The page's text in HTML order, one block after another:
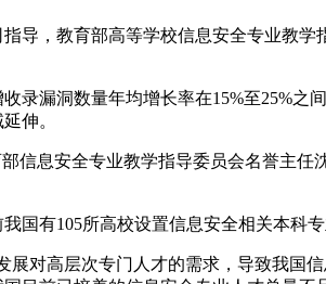
，教育部高等学校信息安全专业教学
漏洞数量年均增长率在15%至25%之
伸。
息安全专业教学指导委员会名誉主任
有105所高校设置信息安全相关本科专
高层次专门人才的需求，导致我国